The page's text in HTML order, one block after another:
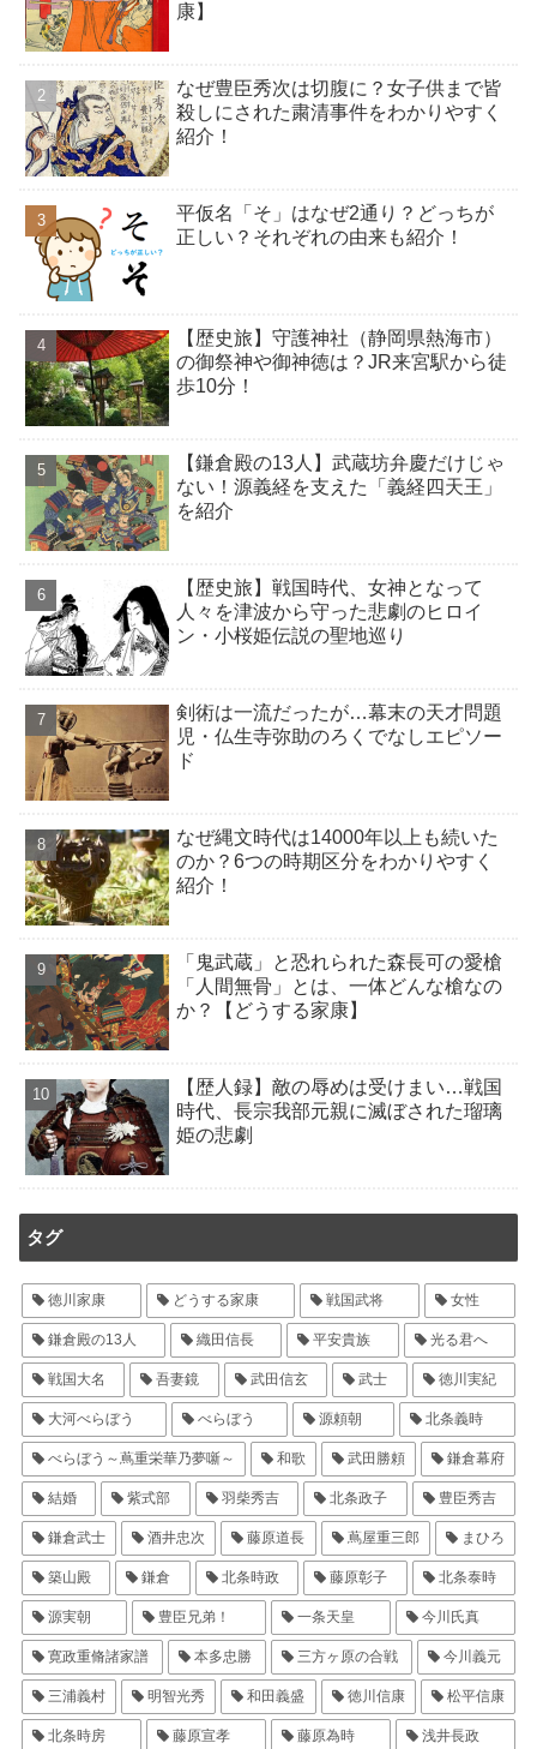
康】
なぜ豊臣秀次は切腹に？女子供まで皆
殺しにされた粛清事件をわかりやすく
紹介！
平仮名「そ」はなぜ2通り？どっちが
正しい？それぞれの由来も紹介！
【歴史旅】守護神社（静岡県熱海市）
の御祭神や御神徳は？JR来宮駅から徒
歩10分！
【鎌倉殿の13人】武蔵坊弁慶だけじゃ
ない！源義経を支えた「義経四天王」
を紹介
【歴史旅】戦国時代、女神となって
人々を津波から守った悲劇のヒロイ
ン・小桜姫伝説の聖地巡り
剣術は一流だったが…幕末の天才問題
児・仏生寺弥助のろくでなしエピソー
ド
なぜ縄文時代は14000年以上も続いた
のか？6つの時期区分をわかりやすく
紹介！
「鬼武蔵」と恐れられた森長可の愛槍
「人間無骨」とは、一体どんな槍なの
か？【どうする家康】
【歴人録】敵の辱めは受けまい…戦国
時代、長宗我部元親に滅ぼされた瑠璃
姫の悲劇
タグ
徳川家康 どうする家康 戦国武将 女性
鎌倉殿の13人 織田信長 平安貴族 光る君へ
戦国大名 吾妻鏡 武田信玄 武士 徳川実紀
大河べらぼう べらぼう 源頼朝 北条義時
べらぼう～蔦重栄華乃夢噺～ 和歌 武田勝頼 鎌倉幕府
結婚 紫式部 羽柴秀吉 北条政子 豊臣秀吉
鎌倉武士 酒井忠次 藤原道長 蔦屋重三郎 まひろ
築山殿 鎌倉 北条時政 藤原彰子 北条泰時
源実朝 豊臣兄弟！ 一条天皇 今川氏真
寛政重脩諸家譜 本多忠勝 三方ヶ原の合戦 今川義元
三浦義村 明智光秀 和田義盛 徳川信康 松平信康
北条時房 藤原宣孝 藤原為時 浅井長政